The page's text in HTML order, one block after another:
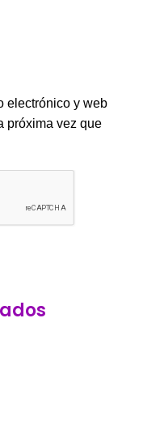
electrónico y web
próxima vez que